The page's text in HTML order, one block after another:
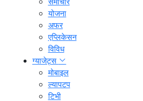
योजना
अफर
एप्लिकेसन
विविध
ग्याजेट्स
मोबाइल
ल्यापटप
टिभी